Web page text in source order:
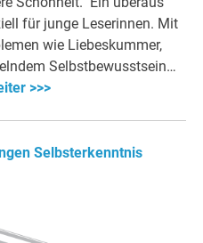
für junge Leserinnen. Mit
wie Liebeskummer,
Selbstbewusstsein…
>>>
Selbsterkenntnis